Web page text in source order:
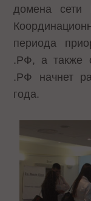
домена сети
периода
.РФ, а также
.РФ начнет
года.